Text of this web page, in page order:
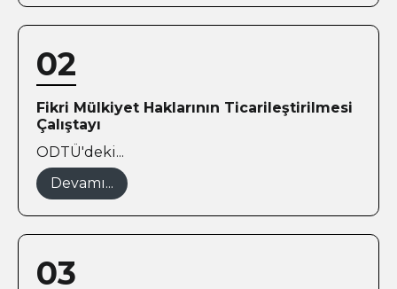
02
Fikri Mülkiyet Haklarının Ticarileştirilmesi
Çalıştayı
ODTÜ'deki...
Devamı...
03